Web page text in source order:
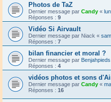
Photos de TaZ
Dernier message par Candy «
Réponses : 9
Vidéo Si Airvault
Dernier message par Niack «
Réponses : 7
bilan financier et moral ?
Dernier message par Benjahpieds
Réponses : 4
vidéos photos et sons
Dernier message par Candy «
Réponses : 16